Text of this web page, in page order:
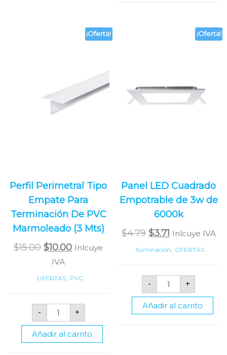
¡Oferta!
Perfil Perimetral Tipo
Empate Para
Terminación De PVC
Marmoleado (3 Mts)
$15.00 Original
price
was:
$10.00Current
is:
Inlcuye
IVA
OFERTAS, PVC
-
Perfil
Perimetral
Tipo
Empate
Para
Terminación
+
Añadir al carrito
¡Oferta!
Panel LED Cuadrado
Empotrable de 3w de
6000k
$4.79 Original
price
$4.79.
$3.71Current
price
$3.71.
Inlcuye IVA
Iluminación OFERTAS
-
Panel
LED
Cuadrado
Empotrable
de
3w
+
Añadir al carrito